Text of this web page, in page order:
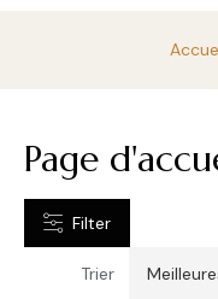
Page
Filter
Trier